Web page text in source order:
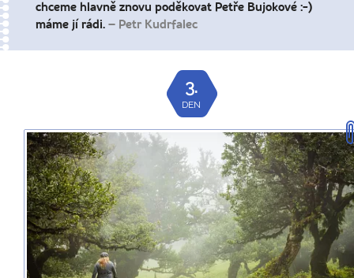
chceme hlavně znovu poděkovat Petře Bujokové :-)
máme jí rádi. – Petr Kudrfalec
3.
DEN